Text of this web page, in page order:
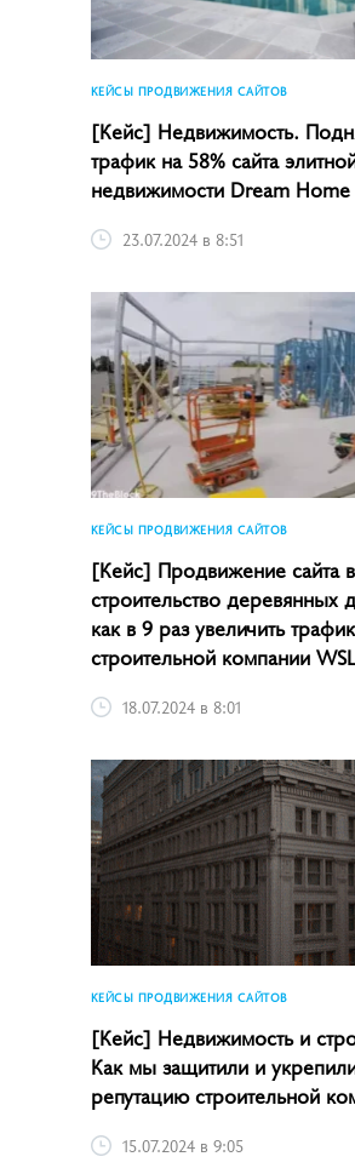
КЕЙСЫ ПРОДВИЖЕНИЯ САЙТОВ
[Кейс] Недвижимость.
трафик на 58% сайта
недвижимости Dream Home
23.07.2024 в 8:51
КЕЙСЫ ПРОДВИЖЕНИЯ САЙТОВ
[Кейс] Продвижение сайта
строительство деревянных
как в 9 раз увеличить трафик
строительной компании WSL
18.07.2024 в 8:01
КЕЙСЫ ПРОДВИЖЕНИЯ САЙТОВ
[Кейс] Недвижимость и
Как мы защитили и
репутацию строительной
15.07.2024 в 9:05